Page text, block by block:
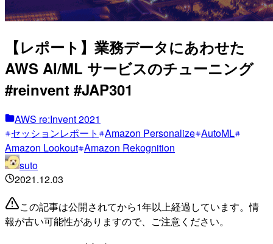
【レポート】業務データにあわせた
AWS AI/ML サービスのチューニング
#reinvent #JAP301
AWS re:Invent 2021
セッションレポート
Amazon Personalize AutoML
Amazon Lookout Amazon Rekognition
suto
2021.12.03
この記事は公開されてから1年以上経過しています。情
報が古い可能性がありますので、ご注意ください。